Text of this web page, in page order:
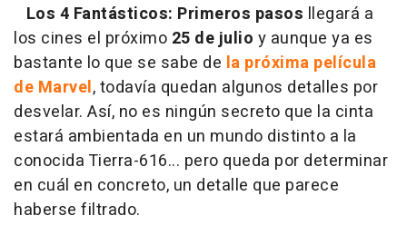
Los 4 Fantásticos: Primeros pasos llegará a
los cines el próximo 25 de julio y aunque ya es
bastante lo que se sabe de la próxima película
de Marvel, todavía quedan algunos detalles por
desvelar. Así, no es ningún secreto que la cinta
estará ambientada en un mundo distinto a la
conocida Tierra-616... pero queda por determinar
en cuál en concreto, un detalle que parece
haberse filtrado.